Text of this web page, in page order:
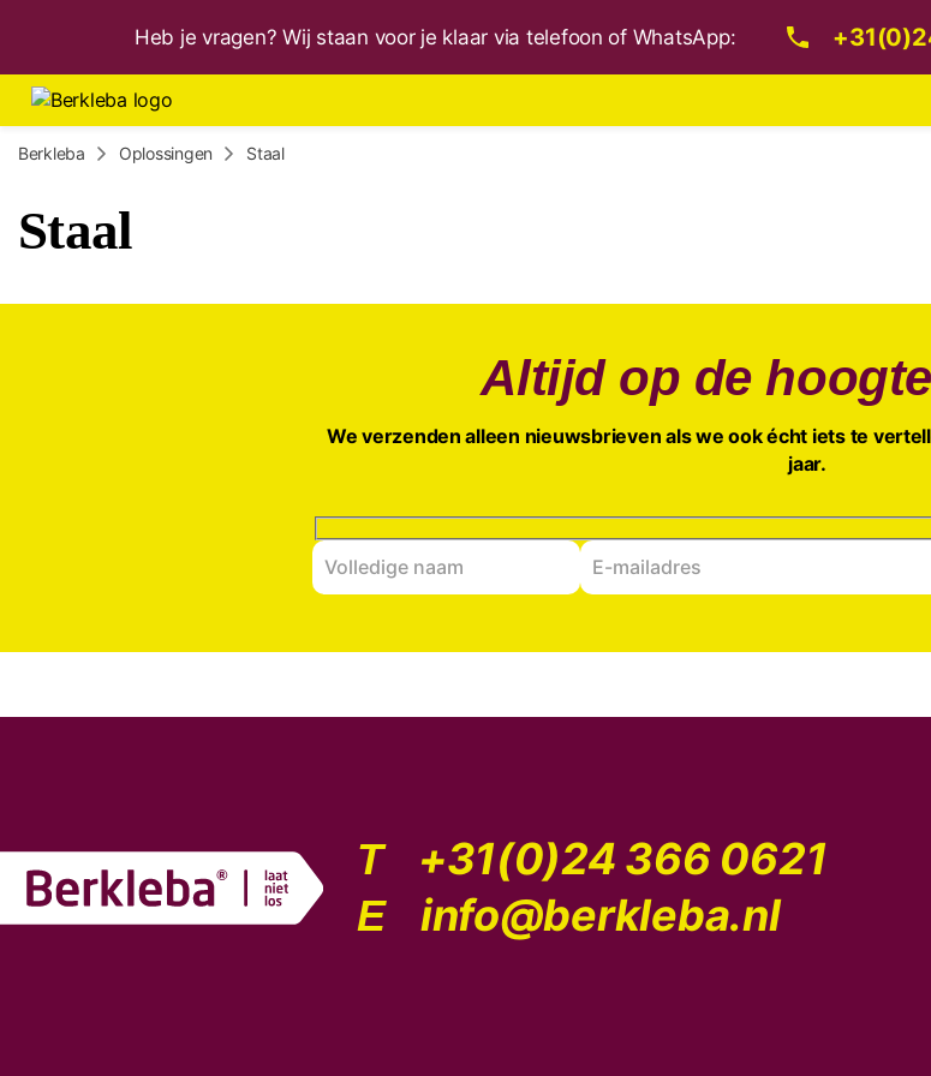
Heb je vragen? Wij staan voor je klaar via telefoon of WhatsApp:
Berkleba Oplossingen Staal
Staal
Altijd op de
We verzenden alleen nieuwsbrieven als we ook écht iets te
jaar.
T +31(0)24 366 0621
E info@berkleba.nl